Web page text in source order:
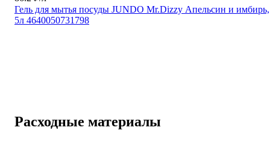
Гель для мытья посуды JUNDO Mr.Dizzy Апельсин и имбирь,
5л 4640050731798
Расходные материалы